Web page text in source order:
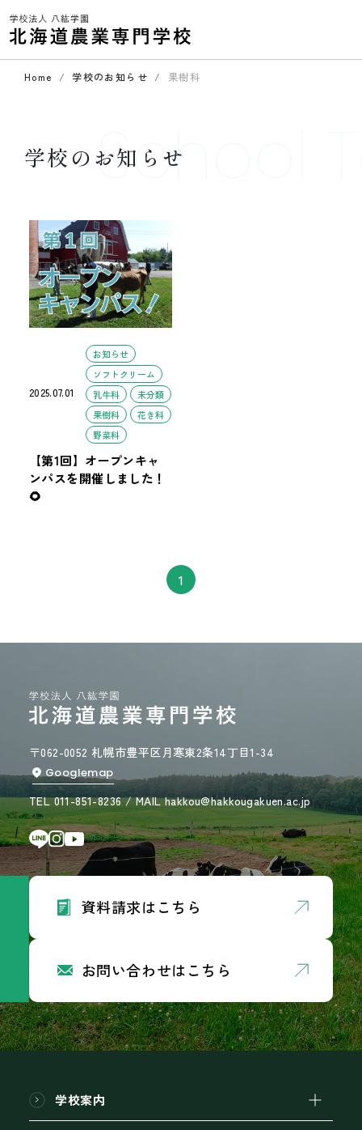
Home 学校のお知らせ 果樹科
学校のお知らせ
School
2025.07.01
お知らせ
ソフトクリーム
乳牛科
未分類
果樹科
花き科
野菜科
【第1回】オープンキャ
ンパスを開催しました！
🌻
1
〒062-0052 札幌市豊平区月寒東2条14丁目1-34
Googlemap
TEL 011-851-8236 / MAIL hakkou@hakkougakuen.ac.jp
資料請求はこちら
お問い合わせはこちら
学校案内